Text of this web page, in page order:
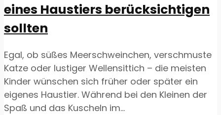
eines Haustiers berücksichtigen
sollten
Egal, ob süßes Meerschweinchen, verschmuste
Katze oder lustiger Wellensittich – die meisten
Kinder wünschen sich früher oder später ein
eigenes Haustier. Während bei den Kleinen der
Spaß und das Kuscheln im...